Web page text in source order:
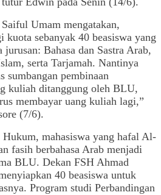
Umam mengatakan,
kuota sebanyak 40 beasiswa yang
Bahasa dan Sastra Arab,
serta Tarjamah. Nantinya
sumbangan pembinaan
kuliah ditanggung oleh BLU,
membayar uang kuliah lagi,”
(7/6).
mahasiswa yang hafal Al-
fasih berbahasa Arab menjadi
BLU. Dekan FSH Ahmad
40 beasiswa untuk
Program studi Perbandingan